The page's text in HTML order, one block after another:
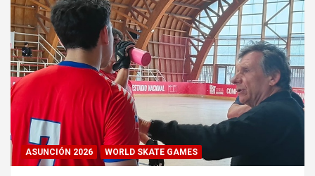
ASUNCIÓN 2026 WORLD SKATE GAMES